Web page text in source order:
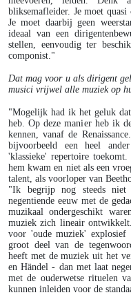
bliksemafleider. Je moet
Je moet daarbij geen
ideaal van een
stellen, eenvoudig ter
componist."
Dat mag voor u als dirigent
musici vrijwel alle muziek op
"Mogelijk had ik het geluk
heb. Op deze manier heb ik
kennen, vanaf de
bijvoorbeeld een heel
'klassieke' repertoire
hem kwam en niet als een
talent, als voorloper van
"Ik begrijp nog steeds
negentiende eeuw met de
muzikaal ondergeschikt
muziek zich lineair
voor 'oude muziek'
groot deel van de
heeft met de muziek uit het
en Händel - dan met laat
met de ouderwetse rituelen
kunnen inleiden voor de